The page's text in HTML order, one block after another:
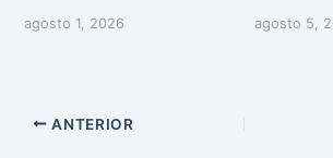
agosto 1, 2026 agosto 5,
ANTERIOR